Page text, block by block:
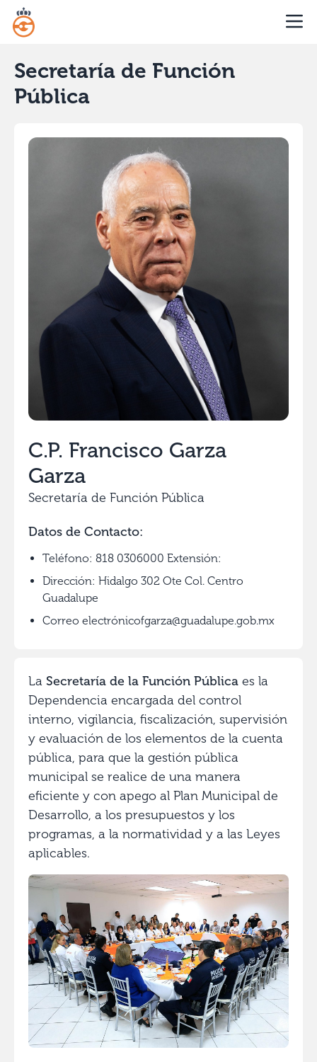
Secretaría de Función
Pública
C.P. Francisco Garza
Garza
Secretaría de Función Pública
Datos de Contacto:
Teléfono: 818 0306000 Extensión:
Dirección: Hidalgo 302 Ote Col. Centro
Guadalupe
Correo electrónicofgarza@guadalupe.gob.mx
La Secretaría de la Función Pública es la
Dependencia encargada del control
interno, vigilancia, fiscalización, supervisión
y evaluación de los elementos de la cuenta
pública, para que la gestión pública
municipal se realice de una manera
eficiente y con apego al Plan Municipal de
Desarrollo, a los presupuestos y los
programas, a la normatividad y a las Leyes
aplicables.